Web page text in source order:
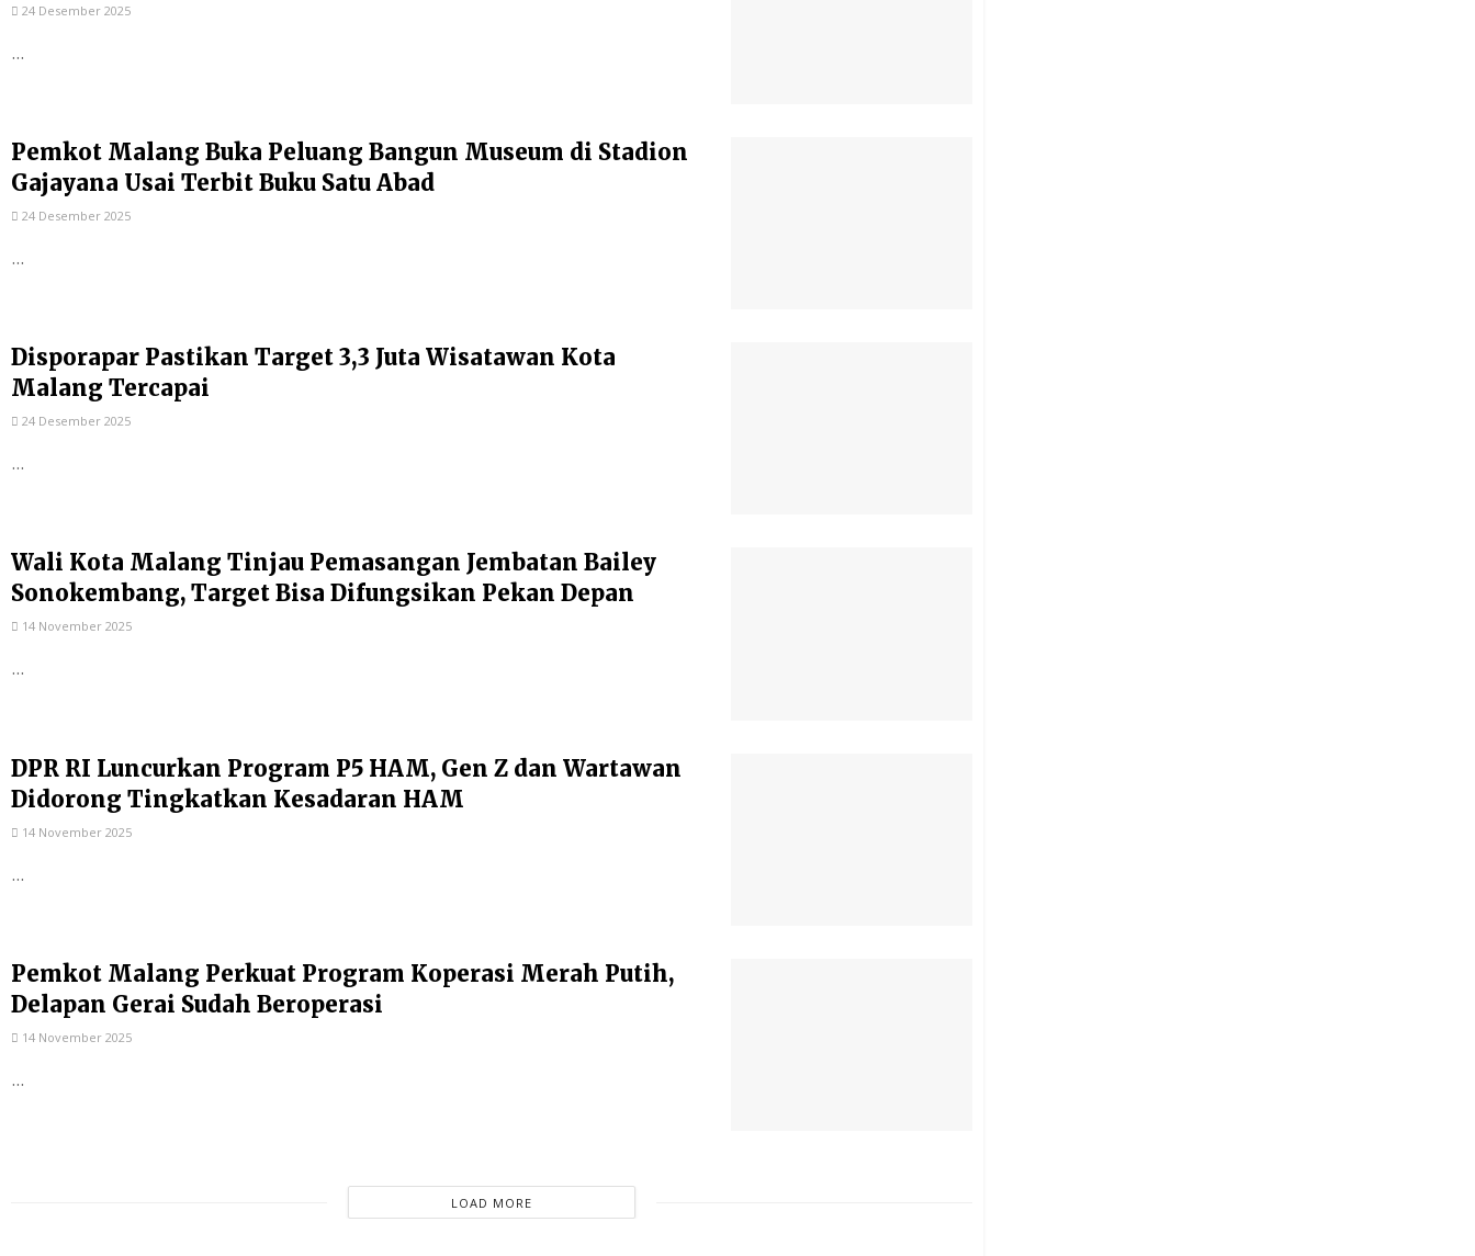
24 Desember 2025
...
Pemkot Malang Buka Peluang Bangun Museum di Stadion
Gajayana Usai Terbit Buku Satu Abad
24 Desember 2025
...
Disporapar Pastikan Target 3,3 Juta Wisatawan Kota
Malang Tercapai
24 Desember 2025
...
Wali Kota Malang Tinjau Pemasangan Jembatan Bailey
Sonokembang, Target Bisa Difungsikan Pekan Depan
14 November 2025
...
DPR RI Luncurkan Program P5 HAM, Gen Z dan Wartawan
Didorong Tingkatkan Kesadaran HAM
14 November 2025
...
Pemkot Malang Perkuat Program Koperasi Merah Putih,
Delapan Gerai Sudah Beroperasi
14 November 2025
...
LOAD MORE